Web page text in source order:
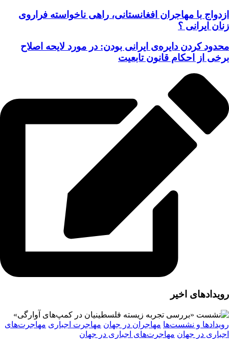
ازدواج با مهاجران افغانستانی، راهی ناخواسته فراروی
زنان ایرانی ؟
محدود کردن دایره‌ی ایرانی بودن: در مورد لایحه اصلاح
برخی از احکام قانون تابعیت
رویدادهای اخیر
رویدادها و نشست‌ها مهاجران در جهان مهاجرت اجباری مهاجرت‌های
اجباری در جهان مهاجرت‌های اجباری در جهان